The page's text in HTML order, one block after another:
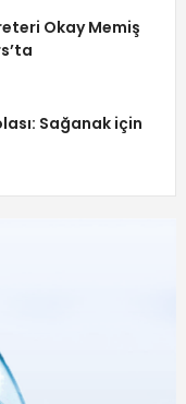
Okay Memiş
Sağanak için